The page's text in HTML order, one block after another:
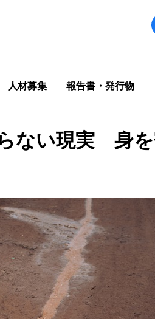
人材募集 報告書・発行物
ない現実 身